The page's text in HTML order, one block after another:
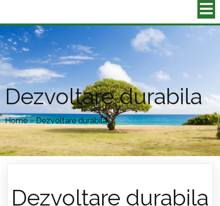
Dezvoltare durabila
Home»Dezvoltare durabila »
Dezvoltare durabila